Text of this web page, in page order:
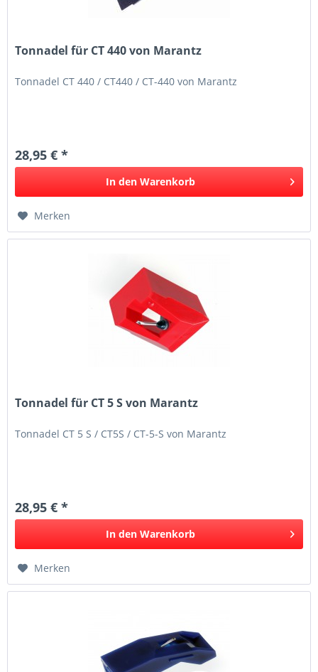
Tonnadel für CT 440 von Marantz
Tonnadel CT 440 / CT440 / CT-440 von Marantz
28,95 € *
In den Warenkorb
Merken
Tonnadel für CT 5 S von Marantz
Tonnadel CT 5 S / CT5S / CT-5-S von Marantz
28,95 € *
In den Warenkorb
Merken